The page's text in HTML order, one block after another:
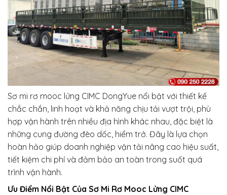
Sơ mi rơ mooc lửng CIMC DongYue nổi bật với thiết kế
chắc chắn, linh hoạt và khả năng chịu tải vượt trội, phù
hợp vận hành trên nhiều địa hình khác nhau, đặc biệt là
những cung đường đèo dốc, hiểm trở. Đây là lựa chọn
hoàn hảo giúp doanh nghiệp vận tải nâng cao hiệu suất,
tiết kiệm chi phí và đảm bảo an toàn trong suốt quá
trình vận hành.
Ưu Điểm Nổi Bật Của Sơ Mi Rơ Mooc Lửng CIMC